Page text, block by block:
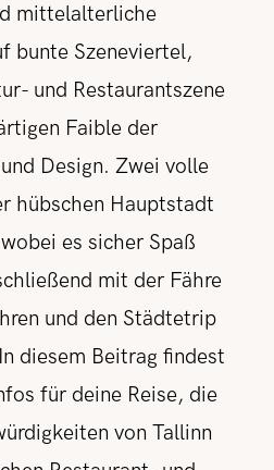
mittelalterliche
bunte Szeneviertel,
und Restaurantszene
Faible der
Design. Zwei volle
hübschen Hauptstadt
es sicher Spaß
mit der Fähre
und den Städtetrip
diesem Beitrag findest
für deine Reise, die
von Tallinn